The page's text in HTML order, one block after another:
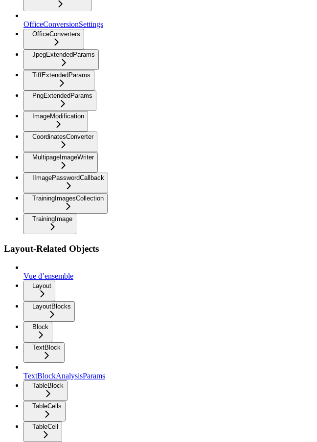
OfficeConversionSettings
OfficeConverters
JpegExtendedParams
TiffExtendedParams
PngExtendedParams
ImageModification
CoordinatesConverter
MultipageImageWriter
IImagePasswordCallback
TrainingImagesCollection
TrainingImage
Layout-Related Objects
Vue d’ensemble
Layout
LayoutBlocks
Block
TextBlock
TextBlockAnalysisParams
TableBlock
TableCells
TableCell